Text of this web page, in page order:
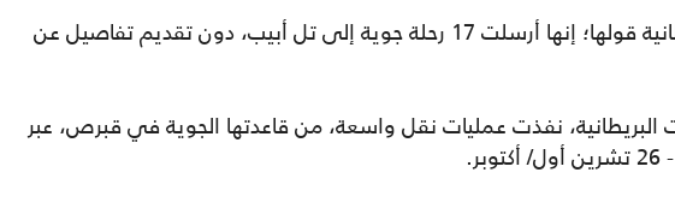
ونقل عن وزارة الدفاع البريطانية قولها؛ إنها أرسلت 17 رحلة جوية إلى تل أبيب، دون تقديم تفاصيل عن
نفذت عمليات نقل واسعة، من قاعدتها الجوية في قبرص، عبر